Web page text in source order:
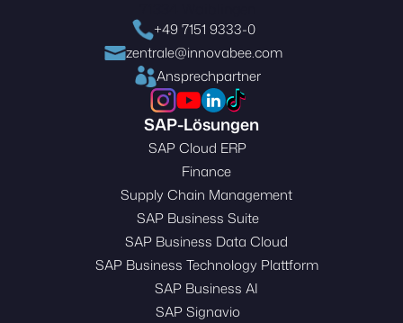
+49 7151 9333-0
zentrale@innovabee.com
Ansprechpartner
SAP-Lösungen
SAP Cloud ERP
Finance
Supply Chain Management
SAP Business Suite
SAP Business Data Cloud
SAP Business Technology Plattform
SAP Business AI
SAP Signavio